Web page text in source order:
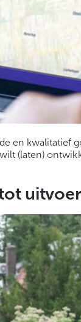
en kwalitatief
(laten)